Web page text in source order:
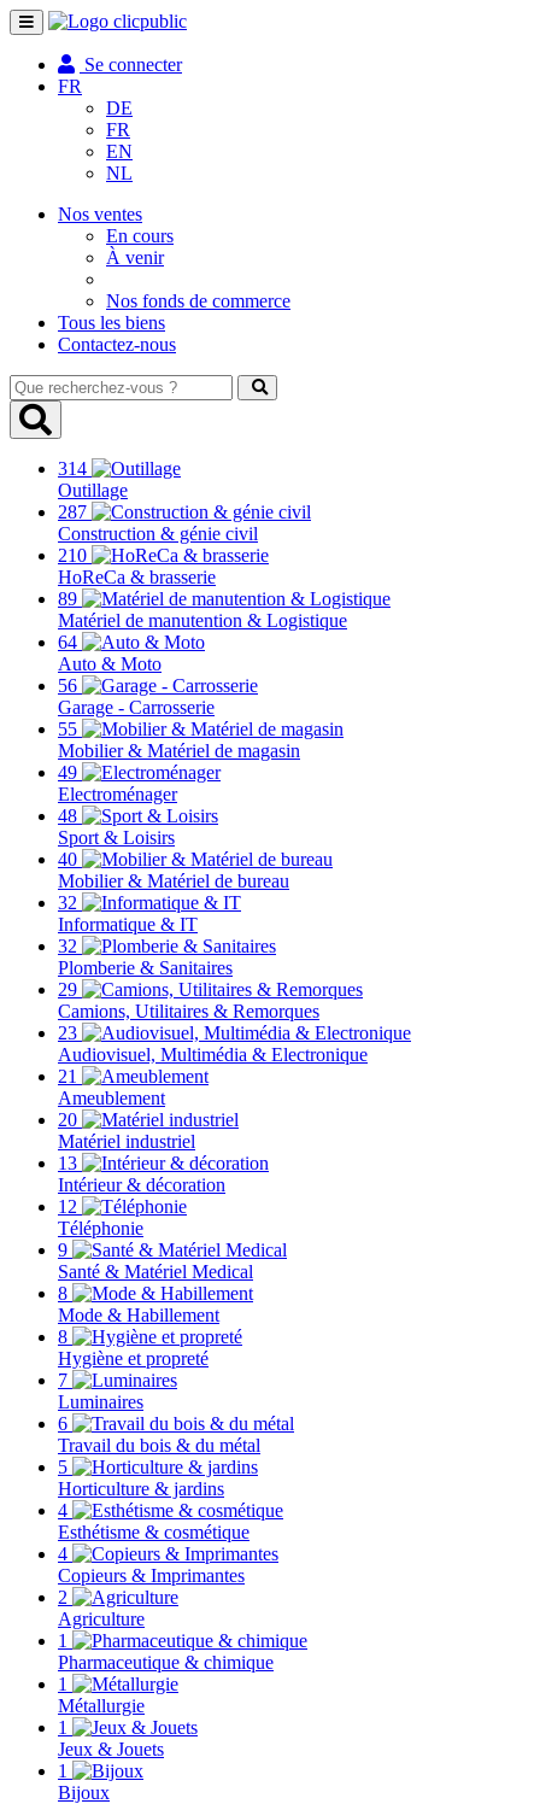
Toggle
navigation
Se connecter
FR
DE
FR
EN
NL
Nos ventes
En cours
À venir
Nos fonds de commerce
Tous les biens
Contactez-nous
Que
recherchez-
vous
314
Outillage
287
Construction & génie civil
210
HoReCa & brasserie
89
Matériel de manutention & Logistique
64
Auto & Moto
56
Garage - Carrosserie
55
Mobilier & Matériel de magasin
49
Electroménager
48
Sport & Loisirs
40
Mobilier & Matériel de bureau
32
Informatique & IT
32
Plomberie & Sanitaires
29
Camions, Utilitaires & Remorques
23
Audiovisuel, Multimédia & Electronique
21
Ameublement
20
Matériel industriel
13
Intérieur & décoration
12
Téléphonie
9
Santé & Matériel Medical
8
Mode & Habillement
8
Hygiène et propreté
7
Luminaires
6
Travail du bois & du métal
5
Horticulture & jardins
4
Esthétisme & cosmétique
4
Copieurs & Imprimantes
2
Agriculture
1
Pharmaceutique & chimique
1
Métallurgie
1
Jeux & Jouets
1
Bijoux